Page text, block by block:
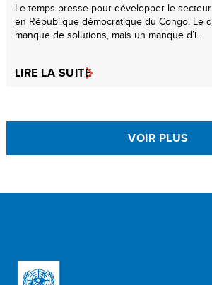
Le temps presse pour développer le
en République démocratique du Congo. Le
manque de solutions, mais un manque d’i...
LIRE LA SUITE
VOIR PLUS